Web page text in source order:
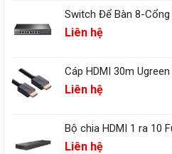
Switch Để Bàn 8-
Liên hệ
Cáp HDMI 30m
Liên hệ
Bộ chia HDMI 1 ra 10
Liên hệ